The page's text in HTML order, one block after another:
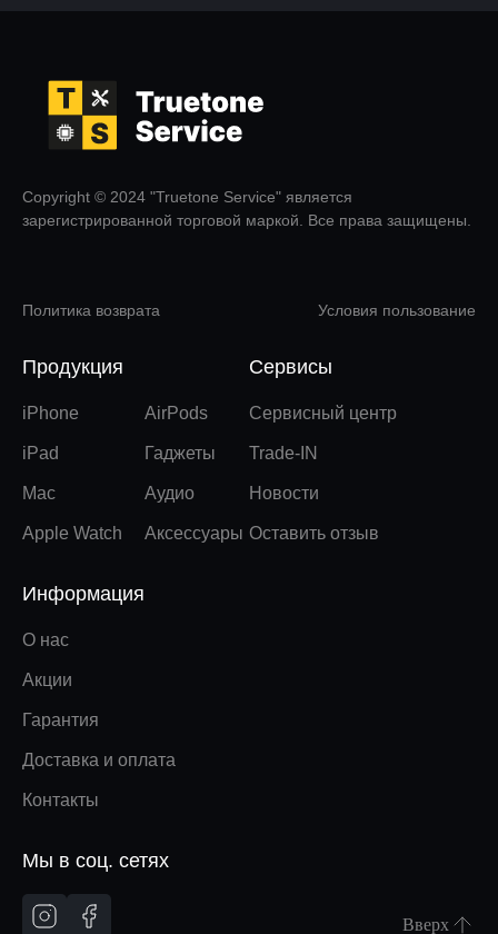
Copyright © 2024 "Truetone Service" является
зарегистрированной торговой маркой. Все права защищены.
Политика возврата Условия пользование
Продукция
iPhone
iPad
Mac
Apple Watch
AirPods
Гаджеты
Аудио
Аксессуары
Сервисы
Сервисный центр
Trade-IN
Новости
Оставить отзыв
Информация
О нас
Акции
Гарантия
Доставка и оплата
Контакты
Мы в соц. сетях
Вверх